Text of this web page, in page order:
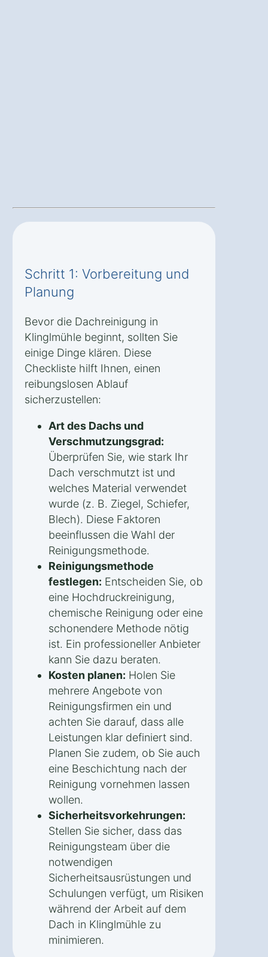
Schritt 1: Vorbereitung und
Planung
Bevor die Dachreinigung in
Klinglmühle beginnt, sollten Sie
einige Dinge klären. Diese
Checkliste hilft Ihnen, einen
reibungslosen Ablauf
sicherzustellen:
Art des Dachs und
Verschmutzungsgrad:
Überprüfen Sie, wie stark Ihr
Dach verschmutzt ist und
welches Material verwendet
wurde (z. B. Ziegel, Schiefer,
Blech). Diese Faktoren
beeinflussen die Wahl der
Reinigungsmethode.
Reinigungsmethode
festlegen: Entscheiden Sie, ob
eine Hochdruckreinigung,
chemische Reinigung oder eine
schonendere Methode nötig
ist. Ein professioneller Anbieter
kann Sie dazu beraten.
Kosten planen: Holen Sie
mehrere Angebote von
Reinigungsfirmen ein und
achten Sie darauf, dass alle
Leistungen klar definiert sind.
Planen Sie zudem, ob Sie auch
eine Beschichtung nach der
Reinigung vornehmen lassen
wollen.
Sicherheitsvorkehrungen:
Stellen Sie sicher, dass das
Reinigungsteam über die
notwendigen
Sicherheitsausrüstungen und
Schulungen verfügt, um Risiken
während der Arbeit auf dem
Dach in Klinglmühle zu
minimieren.